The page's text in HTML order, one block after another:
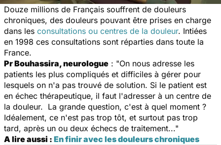
Douze millions de Français souffrent de douleurs
chroniques, des douleurs pouvant être prises en charge
dans les consultations ou centres de la douleur. Intiées
en 1998 ces consultations sont réparties dans toute la
France.
Pr Bouhassira, neurologue : "On nous adresse les
patients les plus compliqués et difficiles à gérer pour
lesquels on n'a pas trouvé de solution. Si le patient est
en échec thérapeutique, il faut l'adresser à un centre de
la douleur. La grande question, c'est à quel moment ?
Idéalement, ce n'est pas trop tôt, et surtout pas trop
tard, après un ou deux échecs de traitement..."
A lire aussi : En finir avec les douleurs chroniques